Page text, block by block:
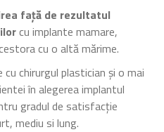
față de rezultatul
cu implante mamare,
cu o altă mărime.
chirurgul plastician și o mai
în alegerea implantul
gradul de satisfacție
mediu si lung.